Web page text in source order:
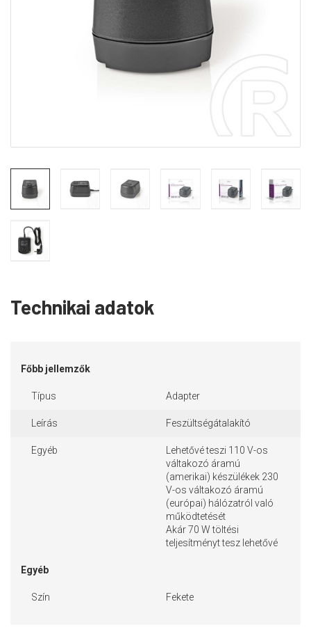
Technikai adatok
Főbb jellemzők
Típus Adapter
Leírás Feszültségátalakító
Egyéb
Lehetővé teszi 110 V-os
váltakozó áramú
(amerikai) készülékek 230
V-os váltakozó áramú
(európai) hálózatról való
működtetését
Akár 70 W töltési
teljesítményt tesz lehetővé
Egyéb
Szín Fekete